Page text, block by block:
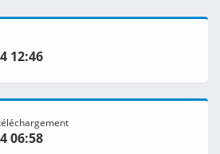
12:46
06:58